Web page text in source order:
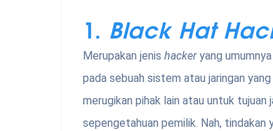
1. Black Hat
Merupakan jenis hackeryang
pada sebuah sistem atau jaringan
merugikan pihak lain atau untuk
sepengetahuan pemilik. Nah, tindakan